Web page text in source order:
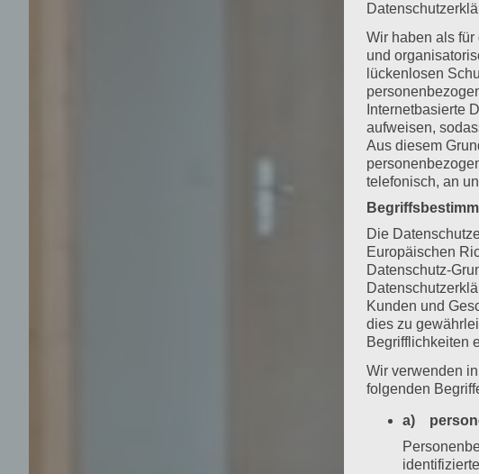
Wir haben als
und
lückenlosen
Internetbasierte
aufweisen,
Aus diesem
telefonisch, an
Die
Europäischen
Datenschutz-
Kunden und
dies zu
Begrifflichkeiten
Wir verwenden
folgenden
a)